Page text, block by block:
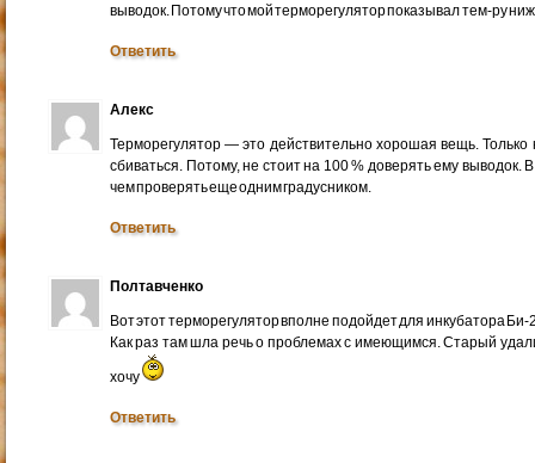
выводок. Потому что мой терморегулятор показывал тем-ру
Ответить
Алекс
Терморегулятор — это действительно хорошая вещь.
сбиваться. Потому, не стоит на 100 % доверять ему
чем проверять еще одним градусником.
Ответить
Полтавченко
Вот этот терморегулятор вполне подойдет для инкубатора
Как раз там шла речь о проблемах с имеющимся. Старый
хочу
Ответить